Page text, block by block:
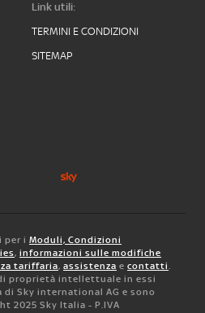
Link utili:
TERMINI E CONDIZIONI
SITEMAP
per i Moduli, Condizioni
, informazioni sulle modifiche
tariffaria, assistenza e contatti.
proprietà intellettuale in essi
Sky international AG e sono
2025 Sky Italia - P.IVA